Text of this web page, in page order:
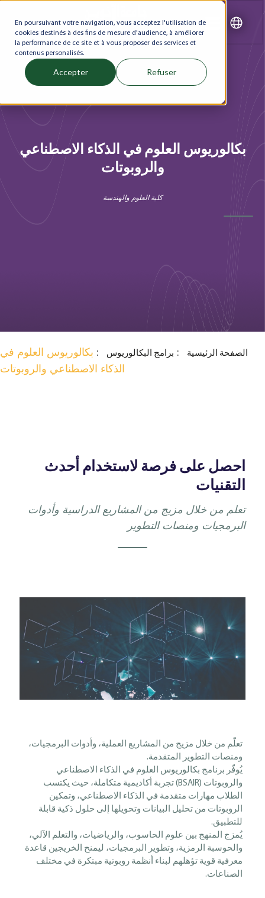
En poursuivant votre navigation, vous acceptez l'utilisation de
cookies destinés à des fins de mesure d'audience, à améliorer
la performance de ce site et à vous proposer des services et
contenus personalisés.
Accepter Refuser
بكالوريوس العلوم في الذكاء الاصطناعي
والروبوتات
كلية العلوم والهندسة
الصفحة الرئيسية برامج البكالوريوس
بكالوريوس العلوم في
الذكاء الاصطناعي والروبوتات
احصل على فرصة لاستخدام أحدث
التقنيات
تعلم من خلال مزيج من المشاريع الدراسية وأدوات
البرمجيات ومنصات التطوير
تعلّم من خلال مزيج من المشاريع العملية، وأدوات البرمجيات،
ومنصات التطوير المتقدمة.
يُوفّر برنامج بكالوريوس العلوم في الذكاء الاصطناعي
والروبوتات (BSAIR) تجربة أكاديمية متكاملة، حيث يكتسب
الطلاب مهارات متقدمة في الذكاء الاصطناعي، وتمكين
الروبوتات من تحليل البيانات وتحويلها إلى حلول ذكية قابلة
للتطبيق.
يُمزج المنهج بين علوم الحاسوب، والرياضيات، والتعلم الآلي،
والحوسبة الرمزية، وتطوير البرمجيات، ليمنح الخريجين قاعدة
معرفية قوية تؤهلهم لبناء أنظمة روبوتية مبتكرة في مختلف
الصناعات.